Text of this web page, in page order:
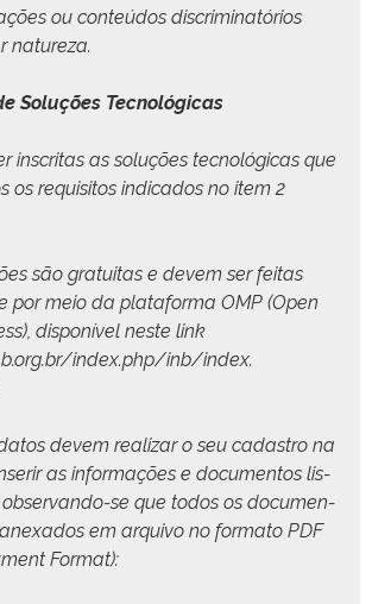
ou con­teú­dos dis­crim­i­natórios
natureza.
Soluções Tecnológicas
inscritas as soluções tec­nológ­i­cas que
os req­ui­si­tos indi­ca­dos no item 2
são gra­tu­itas e devem ser feitas
por meio da platafor­ma OMP (Open
disponív­el neste link
index.php/inb/index.
devem realizar o seu cadas­tro na
as infor­mações e doc­u­men­tos lis­
obser­van­do-se que todos os doc­u­men­
em arqui­vo no for­ma­to PDF
Format):